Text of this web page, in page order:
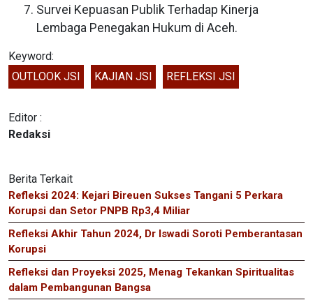
Survei Kepuasan Publik Terhadap Kinerja
Lembaga Penegakan Hukum di Aceh.
Keyword:
OUTLOOK JSI
KAJIAN JSI REFLEKSI JSI
Editor :
Redaksi
Berita Terkait
Refleksi 2024: Kejari Bireuen Sukses Tangani 5 Perkara
Korupsi dan Setor PNPB Rp3,4 Miliar
Refleksi Akhir Tahun 2024, Dr Iswadi Soroti Pemberantasan
Korupsi
Refleksi dan Proyeksi 2025, Menag Tekankan Spiritualitas
dalam Pembangunan Bangsa